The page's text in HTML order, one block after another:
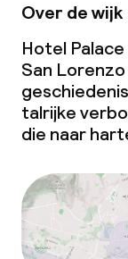
Over de wijk
Hotel
San
talrijke
die naar